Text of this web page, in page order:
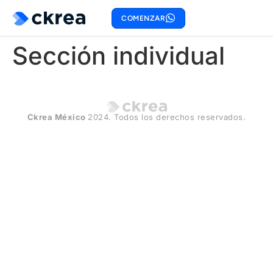
COMENZAR
Sección individual
Ckrea México 2024. Todos los derechos reservados.